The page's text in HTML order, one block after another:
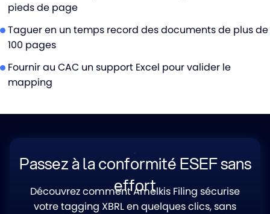
pieds de page
Taguer en un temps record des documents de plus de
100 pages
Fournir au CAC un support Excel pour valider le
mapping
Passez à la conformité ESEF sans
effort
Découvrez comment Amelkis Filing sécurise
votre tagging XBRL en quelques clics, sans